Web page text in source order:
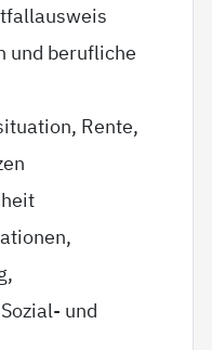
und berufliche
Rente,
und